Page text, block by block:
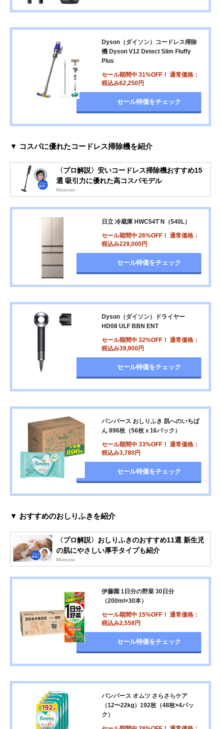
Dyson（ダイソン）コードレス掃除
機 Dyson V12 Detect Slim Fluffy
Plus
セール期間中 31%OFF！ 通常価格：
税込み62,250円
セール特価をチェック
▼ コスパに優れたコードレス掃除機を紹介
〈プロ解説〉安いコードレス掃除機おすすめ15
選 吸引力に優れた高コスパモデル
Moovoo
日立 冷蔵庫 HWC54T N（540L）
セール期間中 26%OFF！ 通常価格：
税込み228,000円
セール特価をチェック
Dyson（ダイソン）ドライヤー
HD08 ULF BBN ENT
セール期間中 32%OFF！ 通常価格：
税込み39,900円
セール特価をチェック
パンパース おしりふき 肌へのいちば
ん 896枚（56枚ｘ16パック）
セール期間中 33%OFF！ 通常価格：
税込み3,780円
セール特価をチェック
▼ おすすめのおしりふきを紹介
〈プロ解説〉おしりふきのおすすめ11選 新生児
の肌にやさしい厚手タイプも紹介
Moovoo
伊藤園 1日分の野菜 30日分
（200ml×30本）
セール期間中 15%OFF！ 通常価格：
税込み2,558円
セール特価をチェック
パンパース オムツ さらさらケア
（12〜22kg）192枚（48枚×4パッ
ク）